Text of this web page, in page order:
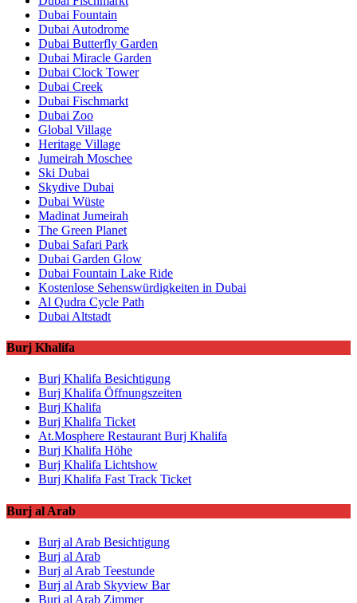
Dubai Fountain
Dubai Autodrome
Dubai Butterfly Garden
Dubai Miracle Garden
Dubai Clock Tower
Dubai Creek
Dubai Fischmarkt
Dubai Zoo
Global Village
Heritage Village
Jumeirah Moschee
Ski Dubai
Skydive Dubai
Dubai Wüste
Madinat Jumeirah
The Green Planet
Dubai Safari Park
Dubai Garden Glow
Dubai Fountain Lake Ride
Kostenlose Sehenswürdigkeiten in Dubai
Al Qudra Cycle Path
Dubai Altstadt
Burj Khalifa
Burj Khalifa Besichtigung
Burj Khalifa Öffnungszeiten
Burj Khalifa
Burj Khalifa Ticket
At.Mosphere Restaurant Burj Khalifa
Burj Khalifa Höhe
Burj Khalifa Lichtshow
Burj Khalifa Fast Track Ticket
Burj al Arab
Burj al Arab Besichtigung
Burj al Arab
Burj al Arab Teestunde
Burj al Arab Skyview Bar
Burj al Arab Zimmer